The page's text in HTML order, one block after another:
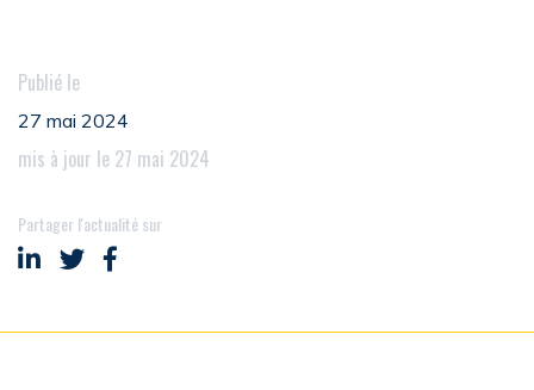
Publié le
27 mai 2024
mis à jour le 27 mai 2024
Partager l'actualité sur
Partager sur LinkedIn
Partager sur Twitter
Partager sur Facebook